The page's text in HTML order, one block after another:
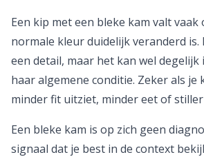
Een kip met een bleke kam valt
normale kleur duidelijk veranderd is.
een detail, maar het kan wel
haar algemene conditie. Zeker als
minder fit uitziet, minder eet of
Een bleke kam is op zich geen
signaal dat je best in de context